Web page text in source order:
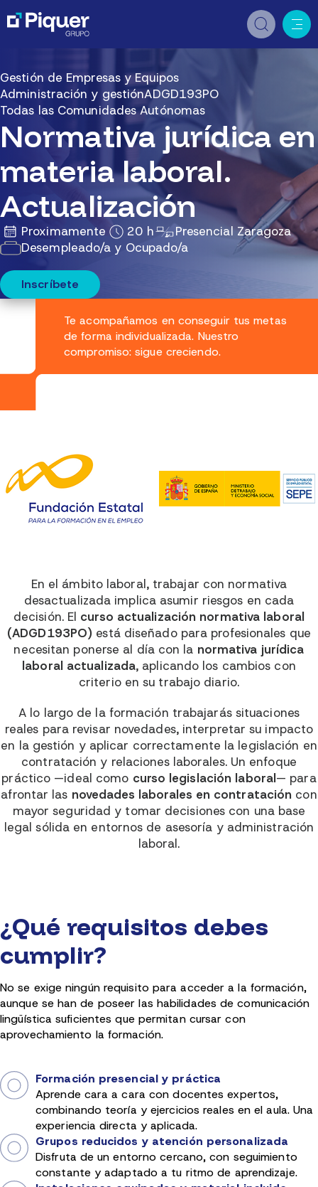
Gestión de Empresas y Equipos
Administración y gestiónADGD193PO
Todas las Comunidades Autónomas
Normativa jurídica en
materia laboral.
Actualización
Proximamente 20 h
Presencial Zaragoza
Desempleado/a y Ocupado/a
Inscríbete
Te acompañamos en conseguir tus metas
de forma individualizada. Nuestro
compromiso: sigue creciendo.
En el ámbito laboral, trabajar con normativa
desactualizada implica asumir riesgos en cada
decisión. El curso actualización normativa laboral
(ADGD193PO) está diseñado para profesionales que
necesitan ponerse al día con la normativa jurídica
laboral actualizada, aplicando los cambios con
criterio en su trabajo diario.
A lo largo de la formación trabajarás situaciones
reales para revisar novedades, interpretar su impacto
en la gestión y aplicar correctamente la legislación en
contratación y relaciones laborales. Un enfoque
práctico —ideal como curso legislación laboral— para
afrontar las novedades laborales en contratación con
mayor seguridad y tomar decisiones con una base
legal sólida en entornos de asesoría y administración
laboral.
¿Qué requisitos debes
cumplir?
No se exige ningún requisito para acceder a la formación,
aunque se han de poseer las habilidades de comunicación
lingüística suficientes que permitan cursar con
aprovechamiento la formación.
Formación presencial y práctica
Aprende cara a cara con docentes expertos,
combinando teoría y ejercicios reales en el aula. Una
experiencia directa y aplicada.
Grupos reducidos y atención personalizada
Disfruta de un entorno cercano, con seguimiento
constante y adaptado a tu ritmo de aprendizaje.